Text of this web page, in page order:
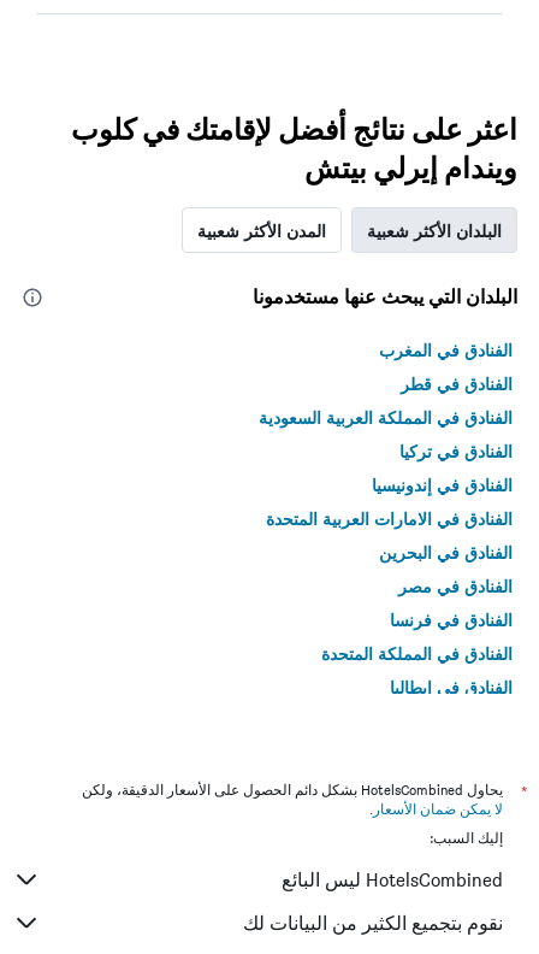
اعثر على نتائج أفضل لإقامتك في كلوب
ويندام إيرلي بيتش
البلدان الأكثر شعبية المدن الأكثر شعبية
البلدان التي يبحث عنها مستخدمونا
الفنادق في المغرب
الفنادق في قطر
الفنادق في المملكة العربية السعودية
الفنادق في تركيا
الفنادق في إندونيسيا
الفنادق في الامارات العربية المتحدة
الفنادق في البحرين
الفنادق في مصر
الفنادق في فرنسا
الفنادق في المملكة المتحدة
الفنادق في إيطاليا
*
يحاول HotelsCombined بشكل دائم الحصول على الأسعار الدقيقة، ولكن
لا يمكن ضمان الأسعار .
إليك السبب:
HotelsCombined ليس البائع
نقوم بتجميع الكثير من البيانات لك